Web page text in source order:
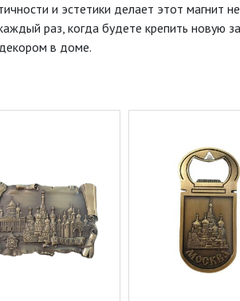
и эстетики делает этот
раз, когда будете крепить новую
в доме.